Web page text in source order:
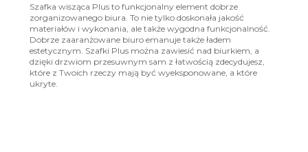
Szafka wisząca Plus to funkcjonalny element dobrze
zorganizowanego biura. To nie tylko doskonała jakość
materiałów i wykonania, ale także wygodna funkcjonalność.
Dobrze zaaranżowane biuro emanuje także ładem
estetycznym. Szafki Plus można zawiesić nad biurkiem, a
dzięki drzwiom przesuwnym sam z łatwością zdecydujesz,
które z Twoich rzeczy mają być wyeksponowane, a które
ukryte.